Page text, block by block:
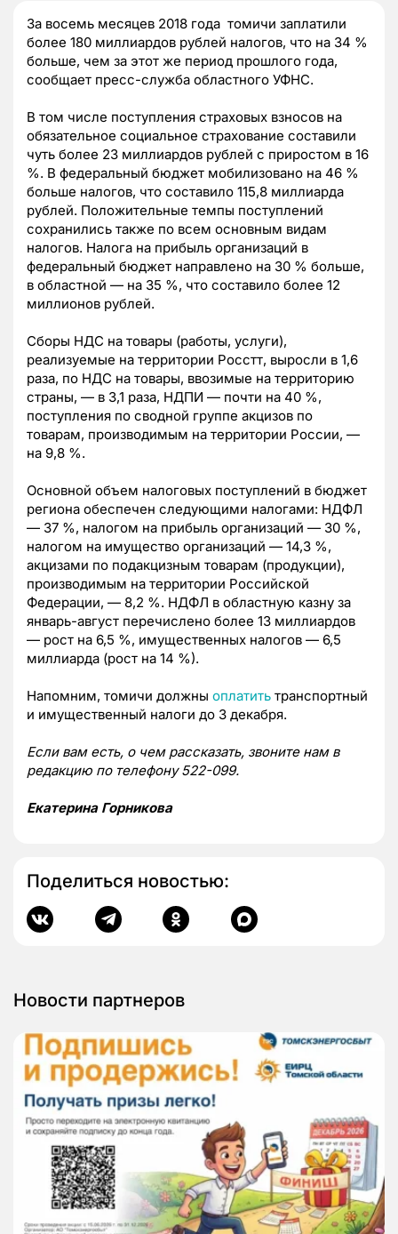
За восемь месяцев 2018 года томичи заплатили
более 180 миллиардов рублей налогов, что на 34 %
больше, чем за этот же период прошлого года,
сообщает пресс-служба областного УФНС.
В том числе поступления страховых взносов на
обязательное социальное страхование составили
чуть более 23 миллиардов рублей с приростом в 16
%. В федеральный бюджет мобилизовано на 46 %
больше налогов, что составило 115,8 миллиарда
рублей. Положительные темпы поступлений
сохранились также по всем основным видам
налогов. Налога на прибыль организаций в
федеральный бюджет направлено на 30 % больше,
в областной — на 35 %, что составило более 12
миллионов рублей.
Сборы НДС на товары (работы, услуги),
реализуемые на территории Росстт, выросли в 1,6
раза, по НДС на товары, ввозимые на территорию
страны, — в 3,1 раза, НДПИ — почти на 40 %,
поступления по сводной группе акцизов по
товарам, производимым на территории России, —
на 9,8 %.
Основной объем налоговых поступлений в бюджет
региона обеспечен следующими налогами: НДФЛ
— 37 %, налогом на прибыль организаций — 30 %,
налогом на имущество организаций — 14,3 %,
акцизами по подакцизным товарам (продукции),
производимым на территории Российской
Федерации, — 8,2 %. НДФЛ в областную казну за
январь-август перечислено более 13 миллиардов
— рост на 6,5 %, имущественных налогов — 6,5
миллиарда (рост на 14 %).
Напомним, томичи должны оплатить транспортный
и имущественный налоги до 3 декабря.
Если вам есть, о чем рассказать, звоните нам в
редакцию по телефону 522-099.
Екатерина Горникова
Поделиться новостью:
Новости партнеров